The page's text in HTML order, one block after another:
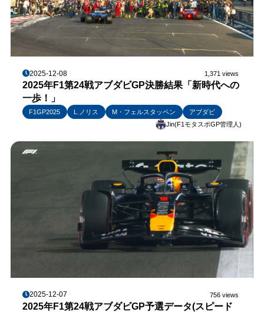
2025-12-08 1,371 views
2025年F1第24戦アブダビGP決勝結果「新時代への
一歩！」
F1GP2025 L.ノリス M・フェルスタッペン
アブダビ
Jin(F1モタスポGP管理人)
2025-12-07 756 views
2025年F1第24戦アブダビGP予選データ(スピード